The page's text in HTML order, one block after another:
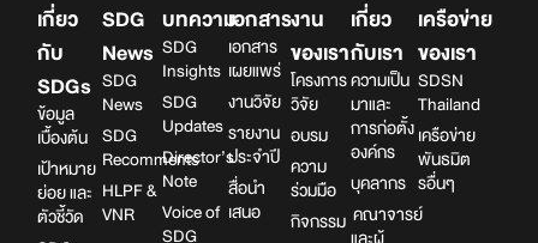
เกี่ยว
กับ
SDGs
ข้อมูล
เบื้องต้น
เป้าหมาย
ย่อย และ
ตัวชี้วัด
SDG
News
SDG
News
SDG
Recomments
HLPF &
VNR
บทความ
SDG
Insights
SDG
Updates
Director’s
Note
Voice of
SDG
เอกสาร
เอกสาร
เผยแพร่
งานวิจัย
รายงาน
ประจำปี
สื่อนำ
เสนอ
งาน
ของเรา
โครงการ
วิจัย
อบรม
ความ
ร่วมมือ
กิจกรรม
เกี่ยว
กับเรา
ความเป็น
มาและ
การก่อตั้ง
องค์กร
บุคลากร
คณาจารย์
เครือข่าย
ของเรา
SDSN
Thailand
เครือข่าย
พันธมิต
รอื่นๆ